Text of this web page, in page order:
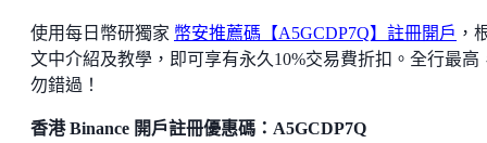
使用每日幣研獨家 幣安推薦碼【A5GCDP7Q】註冊開戶 ，
文中介紹及教學，即可享有永久10%交易費折扣。全行最高
勿錯過！
香港 Binance 開戶註冊優惠碼：A5GCDP7Q